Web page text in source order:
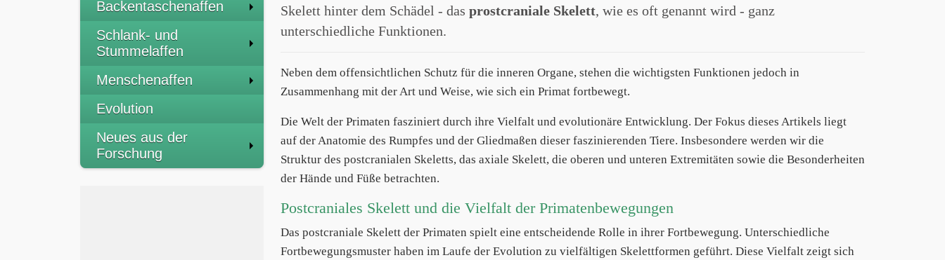
Backentaschenaffen
Schlank- und
Stummelaffen
Menschenaffen
Evolution
Neues aus der
Forschung
Skelett hinter dem Schädel - das prostcraniale Skelett, wie es oft genannt wird - ganz
unterschiedliche Funktionen.
Neben dem offensichtlichen Schutz für die inneren Organe, stehen die wichtigsten Funktionen jedoch in
Zusammenhang mit der Art und Weise, wie sich ein Primat fortbewegt.
Die Welt der Primaten fasziniert durch ihre Vielfalt und evolutionäre Entwicklung. Der Fokus dieses Artikels liegt
auf der Anatomie des Rumpfes und der Gliedmaßen dieser faszinierenden Tiere. Insbesondere werden wir die
Struktur des postcranialen Skeletts, das axiale Skelett, die oberen und unteren Extremitäten sowie die Besonderheiten
der Hände und Füße betrachten.
Postcraniales Skelett und die Vielfalt der Primatenbewegungen
Das postcraniale Skelett der Primaten spielt eine entscheidende Rolle in ihrer Fortbewegung. Unterschiedliche
Fortbewegungsmuster haben im Laufe der Evolution zu vielfältigen Skelettformen geführt. Diese Vielfalt zeigt sich